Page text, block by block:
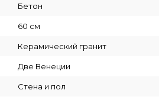
Бетон
60 см
Керамический гранит
Две Венеции
Стена и пол